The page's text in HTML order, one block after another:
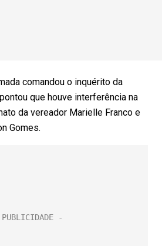
comandou o inquérito da
que houve interferência na
da vereador Marielle Franco e
Gomes.